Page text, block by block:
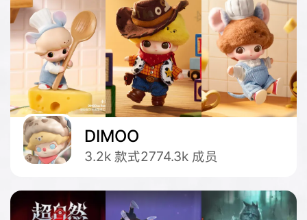
DIMOO
3.2k 款式2774.3k 成员